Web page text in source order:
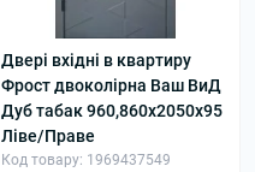
Двері вхідні в квартиру
Фрост двоколірна Ваш ВиД
Дуб табак 960,860х2050х95
Ліве/Праве
Код товару: 1969437549